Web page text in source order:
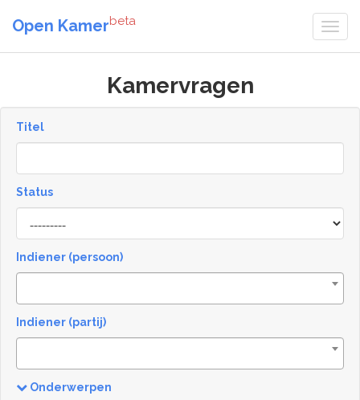
Open Kamerbeta
Kamervragen
Titel
Status
[invalid
name]
Indiener (persoon)
Indiener (partij)
Onderwerpen